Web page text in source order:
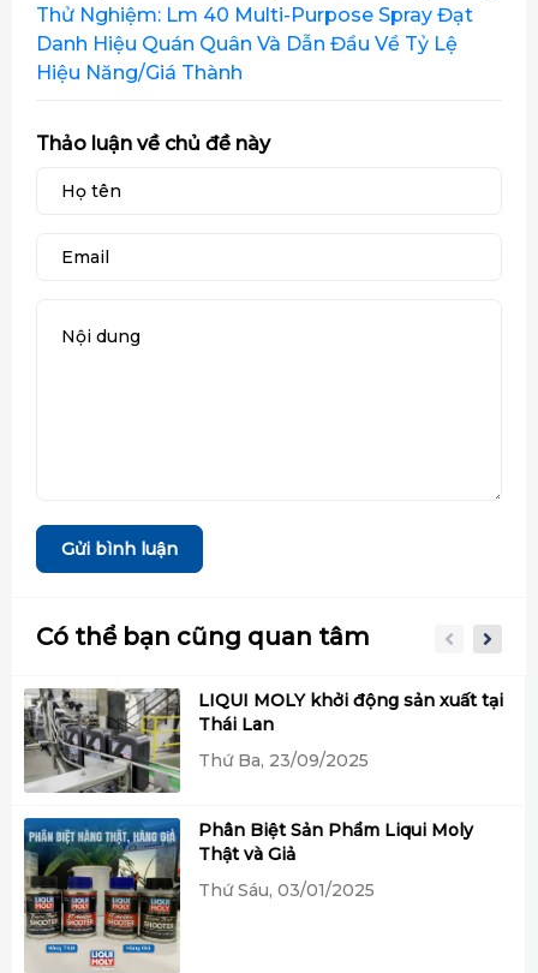
Thử Nghiệm: Lm 40 Multi-Purpose Spray Đạt
Danh Hiệu Quán Quân Và Dẫn Đầu Về Tỷ Lệ
Hiệu Năng/Giá Thành
Thảo luận về chủ đề này
Gửi bình luận
Có thể bạn cũng quan tâm
LIQUI MOLY khởi động sản xuất tại
Thái Lan
Thứ Ba, 23/09/2025
Phân Biệt Sản Phẩm Liqui Moly
Thật và Giả
Thứ Sáu, 03/01/2025